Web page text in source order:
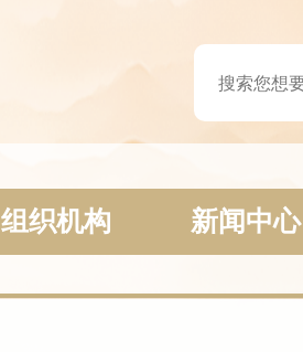
组织机构 新闻中心